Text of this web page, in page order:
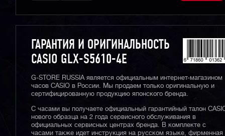
ГАРАНТИЯ И ОРИГИНАЛЬНОСТЬ
CASIO GLX-S5610-4E
G-STORE RUSSIA является официальным интернет-магазином
часов CASIO в России. Мы продаем только оригинальную и
сертифицированную продукцию японского бренда.
С часами вы получаете официальный гарантийный талон
нового образца на 2 года сервисного обслуживания в
официальных сервисных центрах бренда. В комплекте с
часами также идет инструкция на русском языке, фирменная